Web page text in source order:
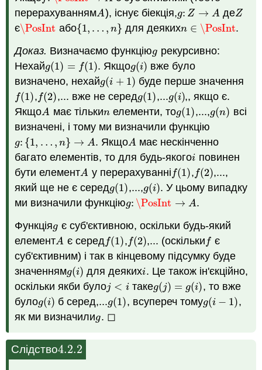
перерахуваннямA
A), існує біекція,g: Z → A
g: Z→A деZ
Z
є\PosInt
\PosInt або{1, … , n}
{1,… n} для деякихn ∈ \PosInt
n∈\PosInt
.
Доказ. Визначаємо функціюg
g рекурсивно:
Нехайg(1) = f(1)
g(1) =f( 1) . Якщоg(i)
g(i) вже було
визначено, нехайg(i + 1)
g(i+1 ) буде перше значення
f(1)
f(1) , f(2)
f(2) ,... вже не середg(1)
g(1),...g(i)
g(i),, якщо є.
ЯкщоA
A має тількиn
n елементи, тоg(1)
g(1),...,g(n)
g(n) всі
визначені, і тому ми визначили функцію
g: {1, … , n} → A
g: {1,…, n} →A . ЯкщоA
A має нескінченно
багато елементів, то для будь-якогоi
i повинен
бути елементA
A у перерахуванні f(1)
f(1) , f(2)
f(2) ,...,
який ще не є середg(1)
g(1),...,g(i)
g(i). У цьому випадку
ми визначили функціюg: \PosInt → A
g: \PosInt→A
.
Функціяg
g є суб'єктивною, оскільки будь-який
елементA
A є середf(1)
f(1) , f(2)
f(2) ,... (оскільки f
f є
суб'єктивним) і так в кінцевому підсумку буде
значеннямg(i)
g(i) для деякихi
i. Це також ін'єкційно,
оскільки якби булоj < i
j<i такеg(j) = g(i)
g(j)= g( i) , товже
булоg(i)
g(i) б серед,...g(1)
g(1), всупереч томуg(i − 1)
g(i−1 )
,
як ми визначилиg
g. ◻
Слідство4.2.2
4.2.2